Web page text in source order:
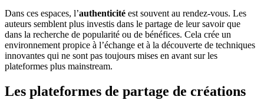
Dans ces espaces, l’authenticité est souvent au rendez-vous. Les
auteurs semblent plus investis dans le partage de leur savoir que
dans la recherche de popularité ou de bénéfices. Cela crée un
environnement propice à l’échange et à la découverte de techniques
innovantes qui ne sont pas toujours mises en avant sur les
plateformes plus mainstream.
Les plateformes de partage de créations